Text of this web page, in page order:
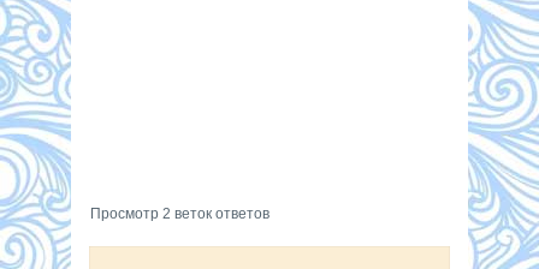
Просмотр 2 веток ответов